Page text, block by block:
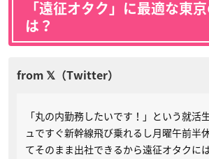
「遠征オタク」に最適な東
は？
「丸の内勤務したいです！」という就活
ュですぐ新幹線飛び乗れるし月曜午前半
てそのまま出社できるから遠征オタクに